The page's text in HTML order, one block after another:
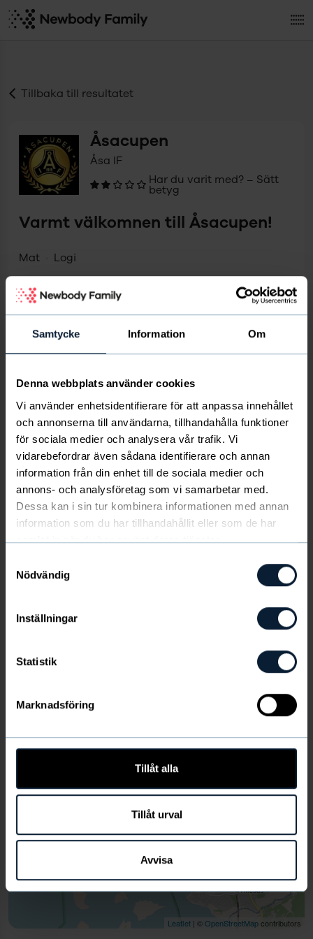
Samtycke Information Om
Denna webbplats använder cookies
Vi använder enhetsidentifierare för att anpassa innehållet
och annonserna till användarna, tillhandahålla funktioner
för sociala medier och analysera vår trafik. Vi
vidarebefordrar även sådana identifierare och annan
information från din enhet till de sociala medier och
annons- och analysföretag som vi samarbetar med.
Dessa kan i sin tur kombinera informationen med annan
information som du har tillhandahållit eller som de har
samlat in när du har använt deras tjänster.
Nödvändig
Inställningar
Statistik
Marknadsföring
Tillåt alla
Tillåt urval
Avvisa
Tillbaka till resultatet
Åsacupen
Åsa IF
Har du varit med? – Sätt
betyg
Varmt välkomnen till Åsacupen!
Mat Logi
Till
Starta försäljning för att tjäna pengar till
Kom igång här
Åsa
2025-06-27 — 2025-07-06
Fotboll
8 år,9 år,10 år,11 år,12 år,13 år,14 år
Åsa IF
Mikael Hentilä
asacupen@asaif.com
−
Leaflet | ©OpenStreetMapcontributors